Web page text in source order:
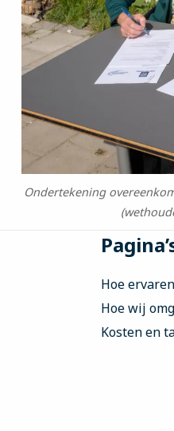
Ondertekening
Hoe
Hoe wij
Kosten en